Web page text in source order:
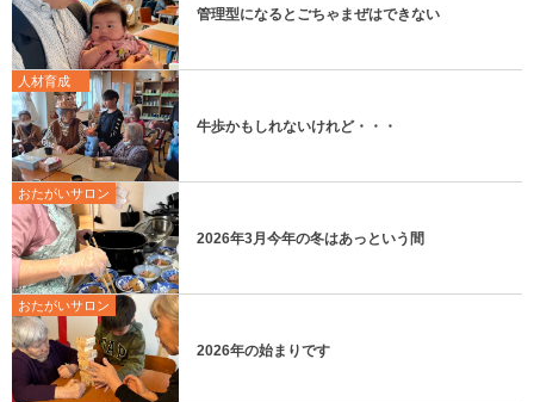
管理型になるとごちゃまぜはできない
人材育成
牛歩かもしれないけれど・・・
おたがいサロン
2026年3月今年の冬はあっという間
おたがいサロン
2026年の始まりです